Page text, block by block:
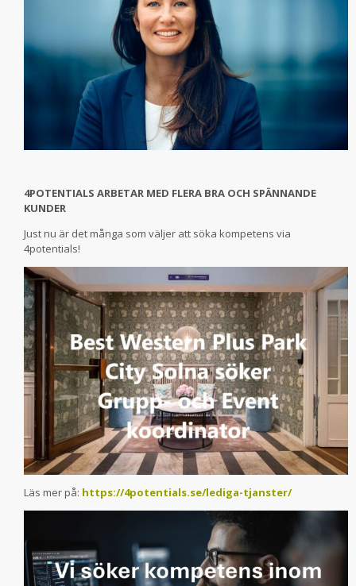
4POTENTIALS ARBETAR MED FLERA BRA OCH SPÄNNANDE
KUNDER
Just nu är det många som väljer att söka kompetens via
4potentials!
Läs mer på: https://4potentials.se/lediga-tjanster/